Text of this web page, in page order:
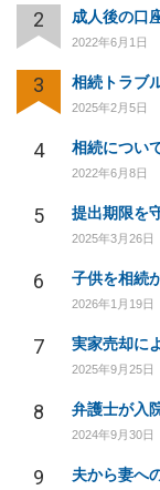
2
2022年6月1日
3
2025年2月5日
4 相続につい
2022年6月8日
5 提出期限を
2025年3月26日
6
2026年1月19日
7
2025年9月25日
8
2024年9月30日
9 夫から妻へ